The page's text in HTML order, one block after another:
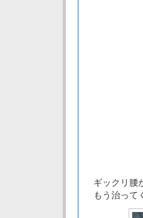
ギックリ腰
もう治って